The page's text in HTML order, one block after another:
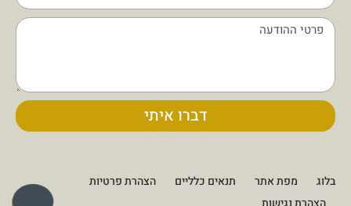
דברו איתי
בלוג מפת אתר תנאים כלליים
הצהרת פרטיות
צריך עזרה? התחל